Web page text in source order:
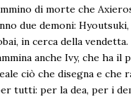
di morte che
due demoni:
in cerca della
anche Ivy, che ha il
ciò che disegna e che
tutti: per la dea, per i